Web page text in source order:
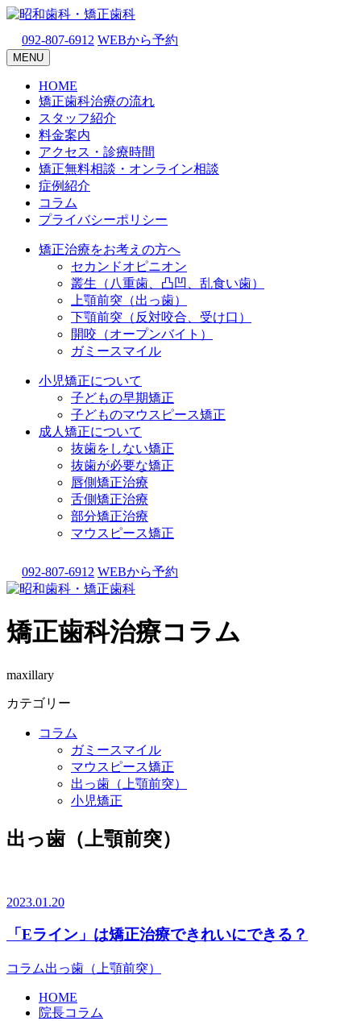
092-807-6912 WEBから予約
MENU
HOME
矯正歯科治療の流れ
スタッフ紹介
料金案内
アクセス・診療時間
矯正無料相談・オンライン相談
症例紹介
コラム
プライバシーポリシー
矯正治療をお考えの方へ
セカンドオピニオン
叢生（八重歯、凸凹、乱食い歯）
上顎前突（出っ歯）
下顎前突（反対咬合、受け口）
開咬（オープンバイト）
ガミースマイル
小児矯正について
子どもの早期矯正
子どものマウスピース矯正
成人矯正について
抜歯をしない矯正
抜歯が必要な矯正
唇側矯正治療
舌側矯正治療
部分矯正治療
マウスピース矯正
092-807-6912 WEBから予約
矯正歯科治療コラム
maxillary
カテゴリー
コラム
ガミースマイル
マウスピース矯正
出っ歯（上顎前突）
小児矯正
出っ歯（上顎前突）
2023.01.20
「Eライン」は矯正治療できれいにできる？
コラム出っ歯（上顎前突）
HOME
院長コラム